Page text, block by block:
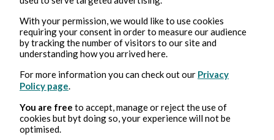
Franck Labat
With your permission, we would like to use cookies
requiring your consent in order to measure our audience
by tracking the number of visitors to our site and
understanding how you arrived here.
For more information you can check out our Privacy
Policy page
You are free to accept, manage or reject the use of
cookies but byt doing so, your experience will not be
optimised.